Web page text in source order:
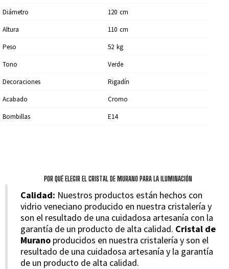
Diámetro
120 Cm
Altura
110 Cm
Peso
52 Kg
Tono
Verde
Decoraciones
Rigadín
Acabado
Cromo
Bombillas
E14
POR QUÉ ELEGIR EL CRISTAL DE MURANO PARA LA ILUMINACIÓN
Calidad: Nuestros productos están hechos con
vidrio veneciano producido en nuestra cristalería y
son el resultado de una cuidadosa artesanía con la
garantía de un producto de alta calidad. Cristal de
Murano producidos en nuestra cristalería y son el
resultado de una cuidadosa artesanía y la garantía
de un producto de alta calidad.